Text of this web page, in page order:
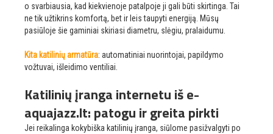
o svarbiausia, kad kiekvienoje patalpoje ji gali būti skirtinga. Tai
ne tik užtikrins komfortą, bet ir leis taupyti energiją. Mūsų
pasiūloje šie gaminiai skiriasi diametru, slėgiu, pralaidumu.
Kita katilinių armatūra: automatiniai nuorintojai, papildymo
vožtuvai, išleidimo ventiliai.
Katilinių įranga internetu iš e-
aquajazz.lt: patogu ir greita pirkti
Jei reikalinga kokybiška katilinių įranga, siūlome pasižvalgyti po